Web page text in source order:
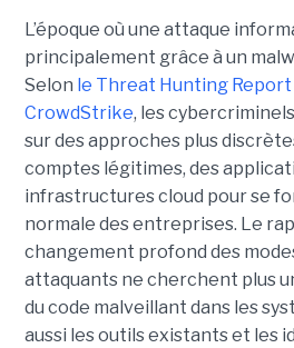
L’époque où une attaque
principalement grâce à un
Selon le Threat Hunting Report
CrowdStrike, les
sur des approches plus
comptes légitimes, des
infrastructures cloud pour se
normale des entreprises. Le
changement profond des
attaquants ne cherchent plus
du code malveillant dans les
aussi les outils existants et les